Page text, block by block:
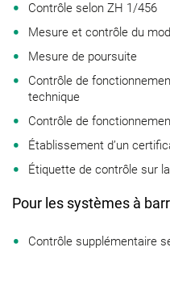
Contrôle selon ZH 1/456
Mesure et contrôle du
Mesure de poursuite
Contrôle de
technique
Contrôle de
Établissement d’un
Étiquette de contrôle sur
Pour les systèmes à
Contrôle supplémentaire